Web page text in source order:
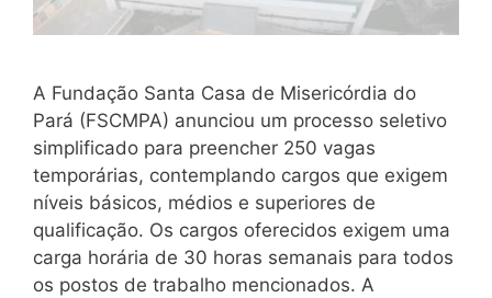
A Fundação Santa Casa de Misericórdia do
Pará (FSCMPA) anunciou um processo seletivo
simplificado para preencher 250 vagas
temporárias, contemplando cargos que exigem
níveis básicos, médios e superiores de
qualificação. Os cargos oferecidos exigem uma
carga horária de 30 horas semanais para todos
os postos de trabalho mencionados. A